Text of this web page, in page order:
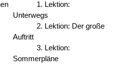
1. Lektion:
Unterwegs
2. Lektion: Der große
Auftritt
3. Lektion:
Sommerpläne